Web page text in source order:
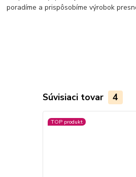
poradíme a prispôsobíme výrobok
Súvisiaci tovar 4
TOP produkt